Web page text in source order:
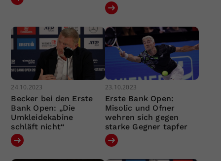
24.10.2023
Becker bei den Erste
Bank Open: „Die
Umkleidekabine
schläft nicht“
23.10.2023
Erste Bank Open:
Misolic und Ofner
wehren sich gegen
starke Gegner tapfer